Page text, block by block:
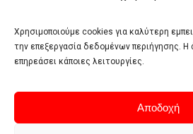
Χρησιμοποιούμε cookies για καλύτερη
την επεξεργασία δεδομένων περιήγησης. Η
επηρεάσει κάποιες λειτουργίες.
Αποδοχή
Πολυτέλεια δεν είναι το αντίθετο της